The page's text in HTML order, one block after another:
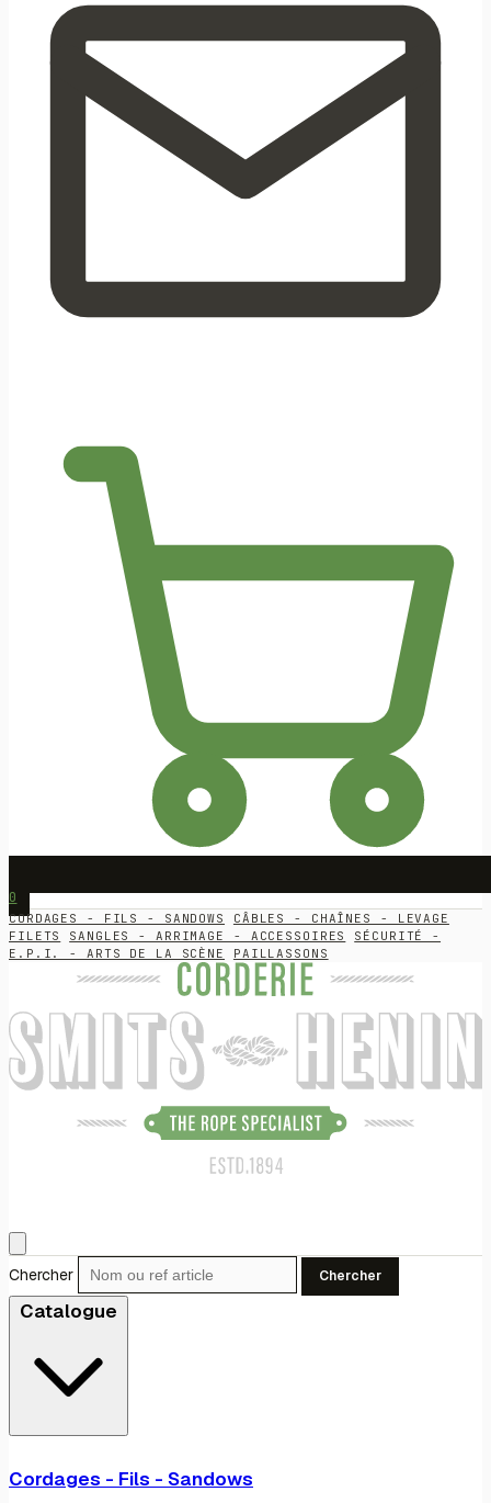
0
CORDAGES - FILS - SANDOWS
CÂBLES - CHAÎNES - LEVAGE
FILETS
SANGLES - ARRIMAGE - ACCESSOIRES
SÉCURITÉ -
E.P.I. - ARTS DE LA SCÈNE
PAILLASSONS
Chercher Chercher
Catalogue
Cordages - Fils - Sandows